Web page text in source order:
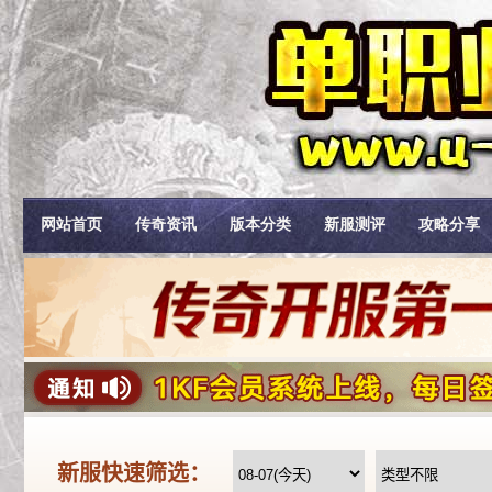
网站首页 传奇资讯 版本分类 新服测评 攻略分享